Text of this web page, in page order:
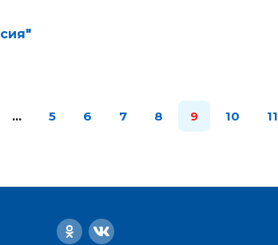
… 5 6 7 8 9 10 11